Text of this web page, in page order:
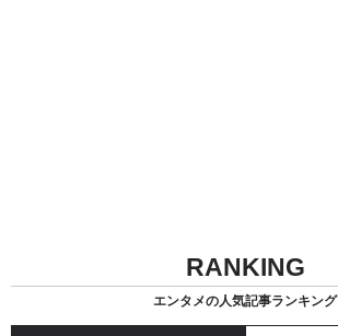
RANKING
エンタメの人気記事ランキング